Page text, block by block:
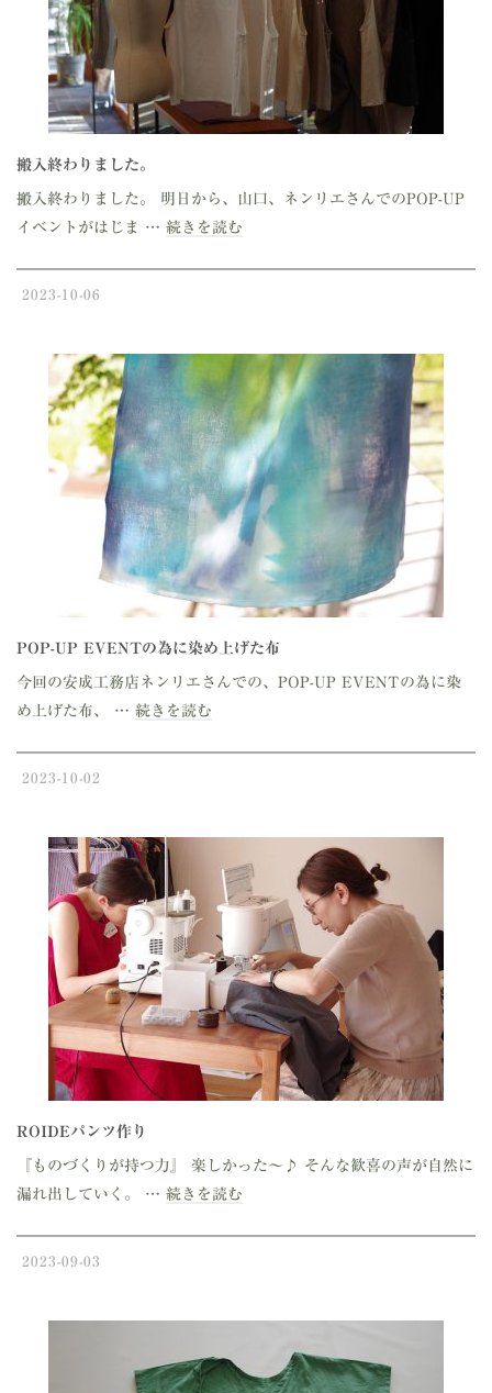
搬入終わりました。
搬入終わりました。 明日から、山口、ネンリエさんでのPOP-UP
イベントがはじま … 続きを読む
2023-10-06
POP-UP EVENTの為に染め上げた布
今回の安成工務店ネンリエさんでの、POP-UP EVENTの為に染
め上げた布、 … 続きを読む
2023-10-02
ROIDEパンツ作り
『ものづくりが持つ力』 楽しかった〜♪ そんな歓喜の声が自然に
漏れ出していく。 … 続きを読む
2023-09-03